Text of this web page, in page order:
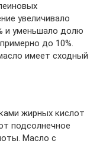
увеличивало
и уменьшало долю
до 10%.
имеет сходный
жирных кислот
подсолнечное
Масло с